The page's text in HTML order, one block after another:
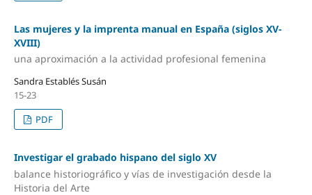
Las mujeres y la imprenta manual en España (siglos XV-
XVIII)
una aproximación a la actividad profesional femenina
Sandra Establés Susán
15-23
PDF
Investigar el grabado hispano del siglo XV
balance historiográfico y vías de investigación desde la
Historia del Arte